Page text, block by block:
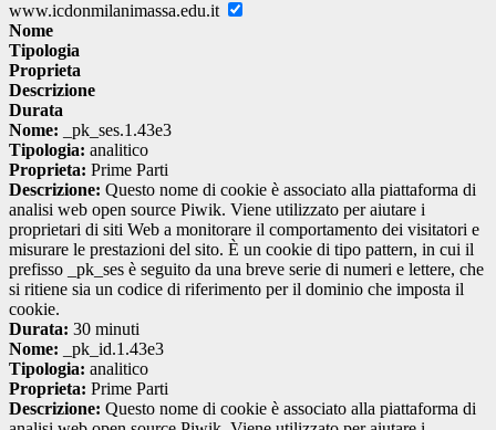
www.icdonmilanimassa.edu.it
Nome
Tipologia
Proprieta
Descrizione
Durata
Nome: _pk_ses.1.43e3
Tipologia: analitico
Proprieta: Prime Parti
Descrizione: Questo nome di cookie è associato alla piattaforma di
analisi web open source Piwik. Viene utilizzato per aiutare i
proprietari di siti Web a monitorare il comportamento dei visitatori e
misurare le prestazioni del sito. È un cookie di tipo pattern, in cui il
prefisso _pk_ses è seguito da una breve serie di numeri e lettere, che
si ritiene sia un codice di riferimento per il dominio che imposta il
cookie.
Durata: 30 minuti
Nome: _pk_id.1.43e3
Tipologia: analitico
Proprieta: Prime Parti
Descrizione: Questo nome di cookie è associato alla piattaforma di